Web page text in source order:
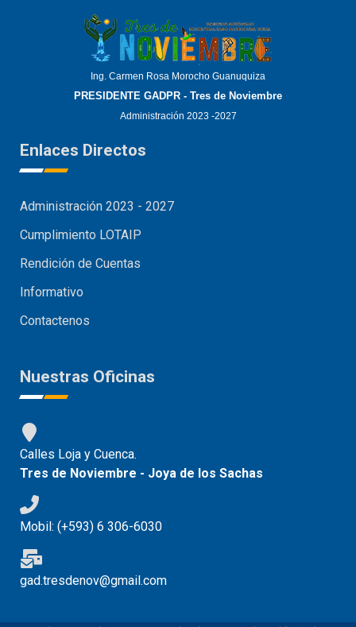
Ing. Carmen Rosa Morocho Guanuquiza
PRESIDENTE GADPR - Tres de Noviembre
Administración 2023 -2027
Enlaces Directos
Administración 2023 - 2027
Cumplimiento LOTAIP
Rendición de Cuentas
Informativo
Contactenos
Nuestras Oficinas
Calles Loja y Cuenca.
Tres de Noviembre - Joya de los Sachas
Mobil: (+593) 6 306-6030
gad.tresdenov@gmail.com